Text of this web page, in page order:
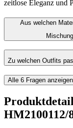
zeitlose Eleganz und
Aus welchen
Zu welchen Outfits
Alle 6 Fragen anzeigen
HM2100112/